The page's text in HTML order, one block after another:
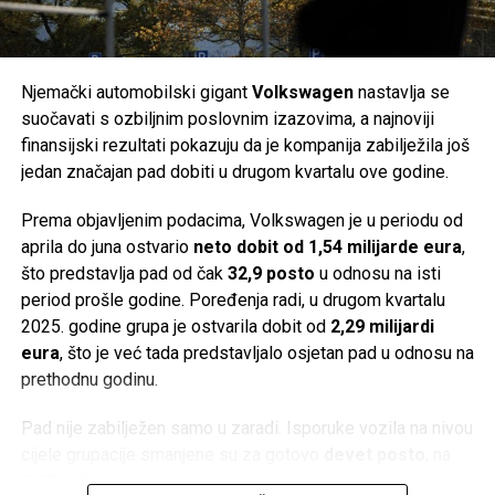
godina gotovo učetverostručeni, ali je širenje finansirano
velikim zaduživanjem i milijunskim investicijama,
Problemi su postali vidljivi već 2022. godine. Kompanija je
postala previše zavisna od Applea, dok su inflacija,
usporavanje svjetske ekonomije, slabija potražnja za
poremećaji u lancima snabdijevanja dodatno pogoršali
poslovanje.
Istovremeno, Vartine baterije za električna vozila nisu
ostvarile očekivani tržišni uspjeh. Njihov jedini poznati
kupac bio jePorsche, a proizvod je ostao ograničen na
manji segment hibridnih automobila.
Ima li Varta budućnost?
zdravstvo, posebno nakon obilnih kiša, kada postoji veća
mogućnost privremenog mikrobiološkog onečišćenja mora.
Share Post
Share
Tweet Share
Mail
Njemački automobilski gigant Volkswagennastavlja se
suočavati s ozbiljnim poslovnim izazovima, a najnoviji
finansijski rezultati pokazuju da je kompanija zabilježila još
jedan značajan pad dobiti u drugom kvartalu ove godine.
Prema objavljenim podacima, Volkswagen je u periodu od
aprila do juna ostvario neto dobit od 1,54 milijarde eura,
što predstavlja pad od čak 32,9 posto u odnosu na isti
period prošle godine. Poređenja radi, u drugom kvartalu
2025. godine grupa je ostvarila dobit od 2,29 milijardi
eura, što je već tada predstavljalo osjetan pad u odnosu na
prethodnu godinu.
Pad nije zabilježen samo u zaradi. Isporuke vozila na nivou
2,08 miliona automobila, dok je najveći udarac došao s